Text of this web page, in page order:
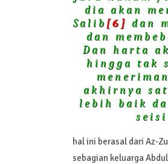
dia akan
Salib[6] dan
dan
Dan harta
hingga tak
akhirnya
lebih baik
hal ini berasal dari Az-